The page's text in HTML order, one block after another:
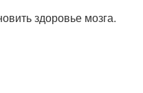
здоровье мозга.